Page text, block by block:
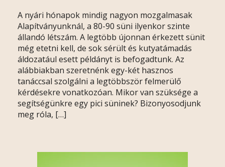
A nyári hónapok mindig nagyon mozgalmasak
Alapítványunknál, a 80-90 süni ilyenkor szinte
állandó létszám. A legtöbb újonnan érkezett sünit
még etetni kell, de sok sérült és kutyatámadás
áldozatául esett példányt is befogadtunk. Az
alábbiakban szeretnénk egy-két hasznos
tanáccsal szolgálni a legtöbbször felmerülő
kérdésekre vonatkozóan. Mikor van szüksége a
segítségünkre egy pici süninek? Bizonyosodjunk
meg róla, […]